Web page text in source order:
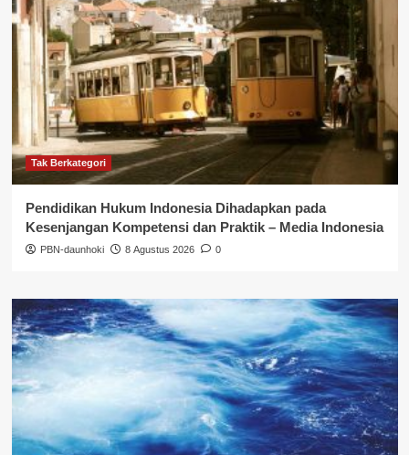
Tak Berkategori
Pendidikan Hukum Indonesia Dihadapkan pada
Kesenjangan Kompetensi dan Praktik – Media Indonesia
PBN-daunhoki 8 Agustus 2026 0